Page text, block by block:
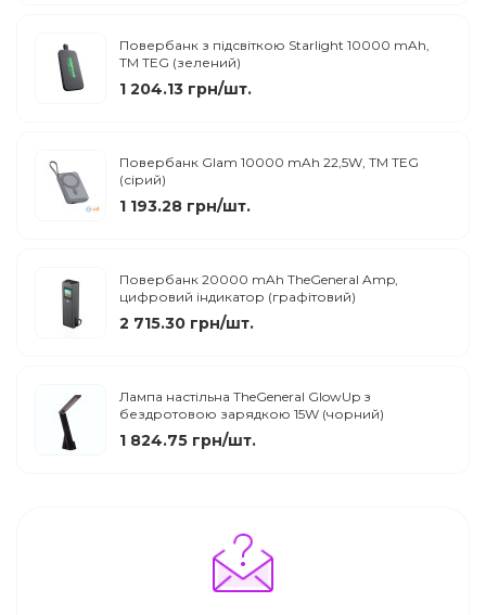
Повербанк з підсвіткою Starlight 10000 mAh,
ТМ TEG (зелений)
1 204.13 грн/шт.
Повербанк Glam 10000 mAh 22,5W, ТМ TEG
(сірий)
1 193.28 грн/шт.
Повербанк 20000 mAh TheGeneral Amp,
цифровий індикатор (графітовий)
2 715.30 грн/шт.
Лампа настільна TheGeneral GlowUp з
бездротовою зарядкою 15W (чорний)
1 824.75 грн/шт.